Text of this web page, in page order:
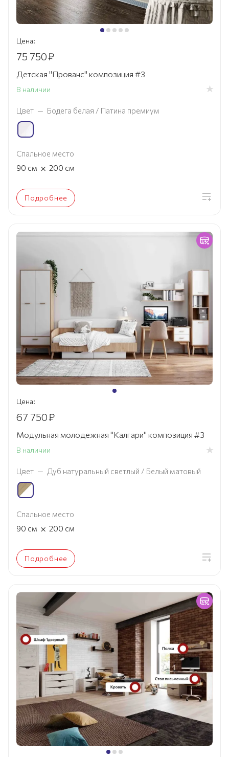
Цена:
75 750₽
Детская "Прованс" композиция #3
В наличии
Цвет — Бодега белая / Патина премиум
Спальное место
90 см × 200 см
Подробнее
Цена:
67 750₽
Модульная молодежная "Калгари" композиция #3
В наличии
Цвет — Дуб натуральный светлый / Белый матовый
Спальное место
90 см × 200 см
Подробнее